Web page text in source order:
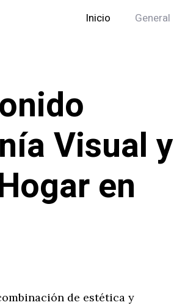
Inicio General
Visual y
en
de estética y